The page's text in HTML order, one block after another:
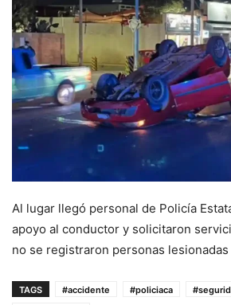
Al lugar llegó personal de Policía
apoyo al conductor y solicitaron
no se registraron personas
TAGS #accidente #policiaca